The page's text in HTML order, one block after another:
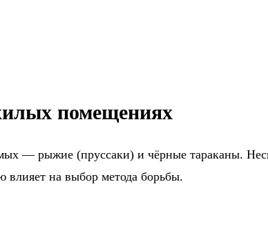
помещениях
— рыжие (пруссаки) и чёрные тараканы.
влияет на выбор метода борьбы.